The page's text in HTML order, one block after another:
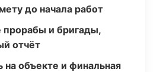
до начала работ
прорабы и бригады,
отчёт
на объекте и финальная